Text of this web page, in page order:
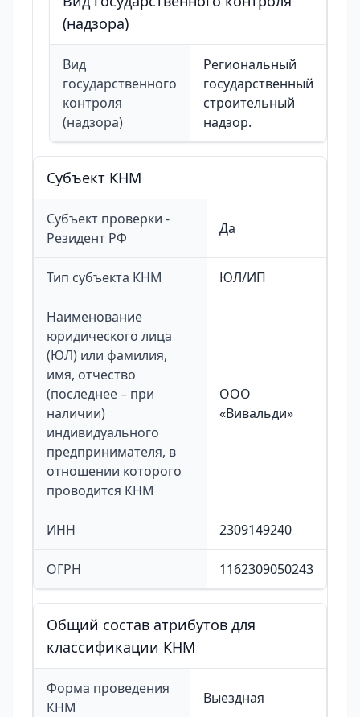
(надзора)
Вид
государственного
контроля
(надзора)
Региональный
государственный
строительный
надзор.
Cубъект КНМ
Субъект проверки -
Резидент РФ
Да
Тип субъекта КНМ ЮЛ/ИП
Наименование
юридического лица
(ЮЛ) или фамилия,
имя, отчество
(последнее – при
наличии)
индивидуального
предпринимателя, в
отношении которого
проводится КНМ
ООО
«Вивальди»
ИНН 2309149240
ОГРН 1162309050243
Общий состав атрибутов для
классификации КНМ
Форма проведения
КНМ
Выездная